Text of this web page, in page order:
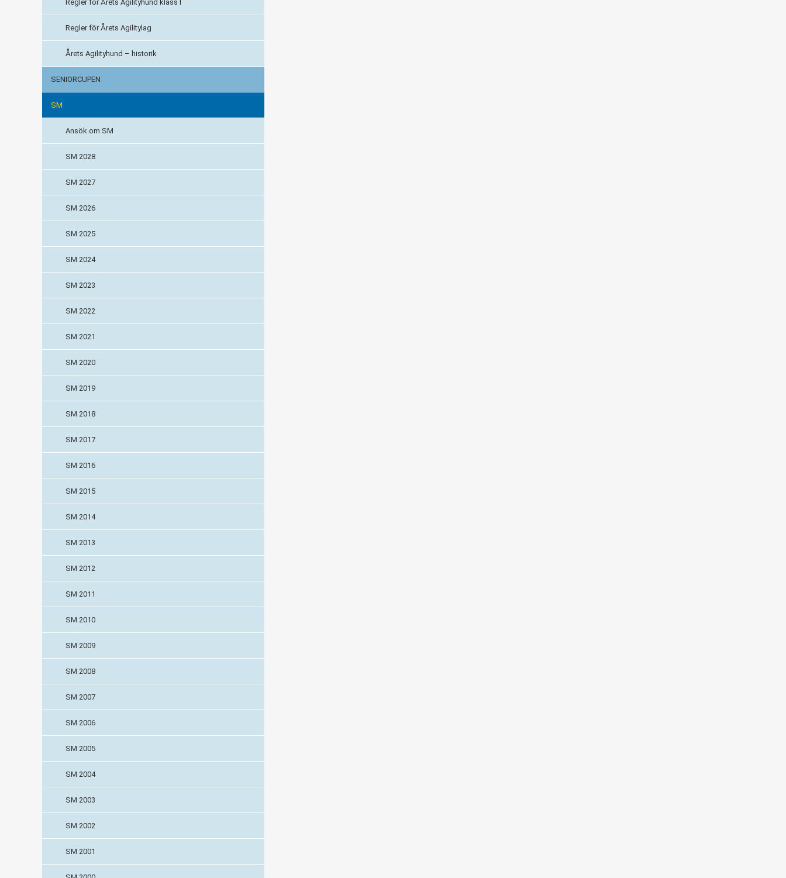
Regler för Årets Agilityhund klass I
Regler för Årets Agilitylag
Årets Agilityhund – historik
SENIORCUPEN
SM
Ansök om SM
SM 2028
SM 2027
SM 2026
SM 2025
SM 2024
SM 2023
SM 2022
SM 2021
SM 2020
SM 2019
SM 2018
SM 2017
SM 2016
SM 2015
SM 2014
SM 2013
SM 2012
SM 2011
SM 2010
SM 2009
SM 2008
SM 2007
SM 2006
SM 2005
SM 2004
SM 2003
SM 2002
SM 2001